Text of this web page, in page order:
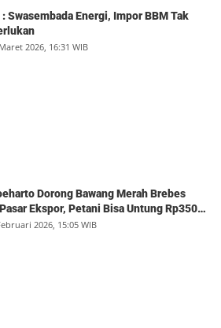
Swasembada Energi, Impor BBM Tak
2026, 16:31 WIB
Dorong Bawang Merah Brebes
Ekspor, Petani Bisa Untung Rp350
2026, 15:05 WIB